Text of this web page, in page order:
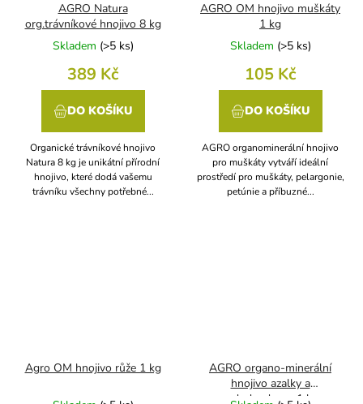
AGRO Natura
org.trávníkové hnojivo 8 kg
Skladem (>5 ks)
389 Kč
DO KOŠÍKU
Organické trávníkové hnojivo
Natura 8 kg je unikátní přírodní
hnojivo, které dodá vašemu
trávníku všechny potřebné...
AGRO OM hnojivo muškáty
1 kg
Skladem (>5 ks)
105 Kč
DO KOŠÍKU
AGRO organominerální hnojivo
pro muškáty vytváří ideální
prostředí pro muškáty, pelargonie,
petúnie a příbuzné...
Agro OM hnojivo růže 1 kg
AGRO organo-minerální
hnojivo azalky a
rododendrony 1 kg